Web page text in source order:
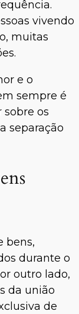
vivendo
muitas
e o
sempre é
os
separação
bens,
durante o
outro lado,
da união
de